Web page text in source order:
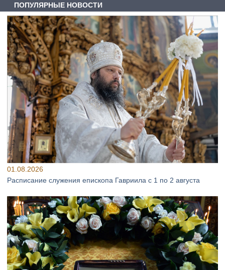
ПОПУЛЯРНЫЕ НОВОСТИ
01.08.2026
Расписание служения епископа Гавриила с 1 по 2 августа